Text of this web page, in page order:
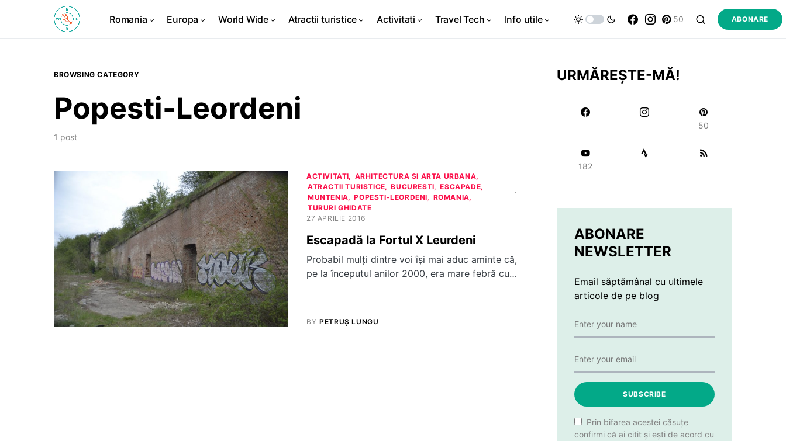
Romania Europa World Wide Atractii turistice Activitati Travel Tech Info utile 50 ABONARE
BROWSING CATEGORY
Popesti-Leordeni
1 post
ACTIVITATI
ARHITECTURA SI ARTA URBANA
ATRACTII TURISTICE
BUCURESTI
ESCAPADE
MUNTENIA
POPESTI-LEORDENI
ROMANIA
TURURI GHIDATE
27 APRILIE 2016
Escapadă la Fortul X Leurdeni
Probabil mulți dintre voi își mai aduc aminte că,
pe la începutul anilor 2000, era mare febră cu…
BY PETRUȘ LUNGU
URMĂREȘTE-MĂ!
50
182
ABONARE
NEWSLETTER
Email săptămânal cu ultimele
articole de pe blog
SUBSCRIBE
Prin bifarea acestei căsuțe
confirmi că ai citit și ești de acord cu